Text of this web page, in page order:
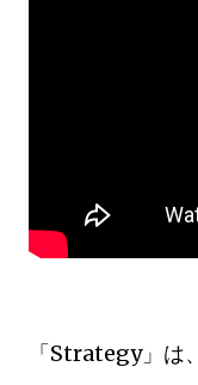
「Strategy」